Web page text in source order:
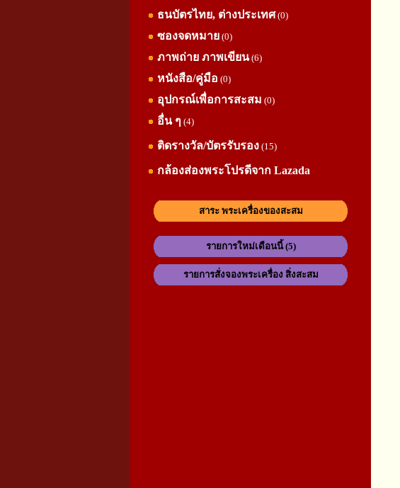
ธนบัตรไทย, ต่างประเทศ(0)
ซองจดหมาย (0)
ภาพถ่าย ภาพเขียน(6)
หนังสือ/คู่มือ (0)
อุปกรณ์เพื่อการสะสม (0)
อื่น ๆ (4)
ติดรางวัล/บัตรรับรอง (15)
กล้องส่องพระโปรดีจาก Lazada
สาระ พระเครื่องของสะสม
รายการใหม่เดือนนี้ (5)
รายการสั่งจองพระเครื่อง สิ่งสะสม